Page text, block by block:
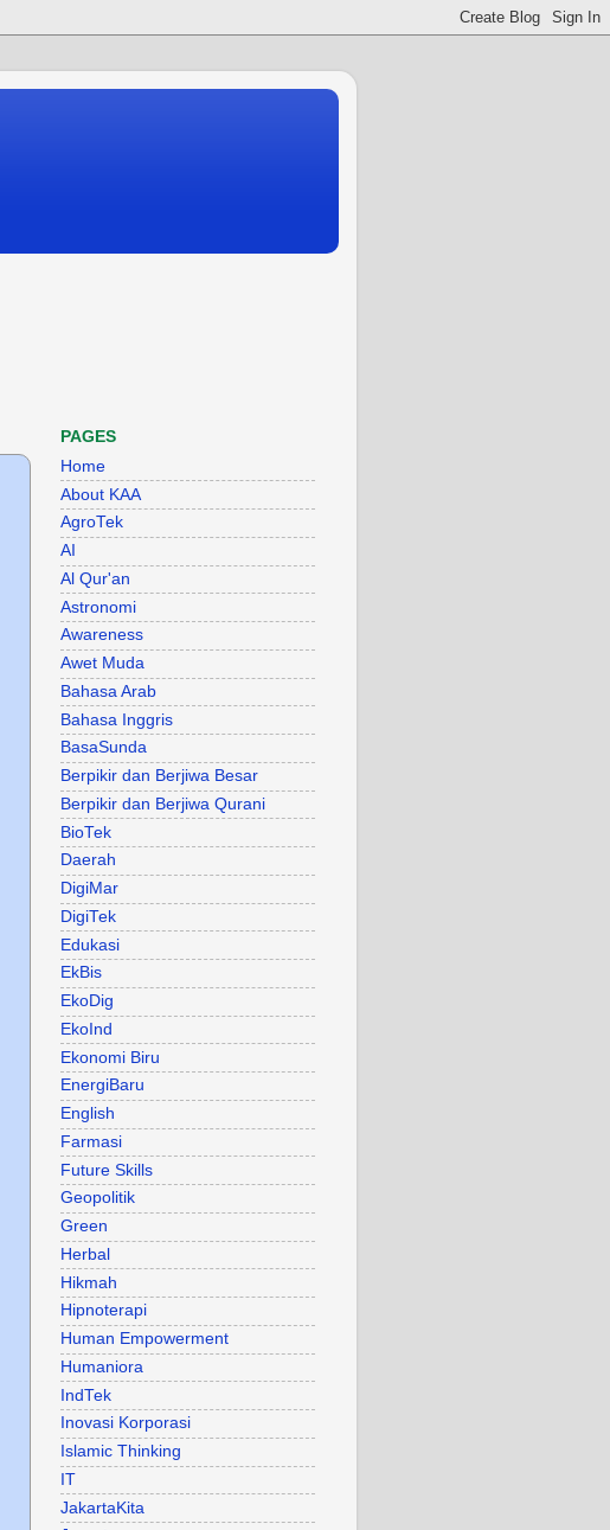
PAGES
Home
About KAA
AgroTek
AI
Al Qur'an
Astronomi
Awareness
Awet Muda
Bahasa Arab
Bahasa Inggris
BasaSunda
Berpikir dan Berjiwa Besar
Berpikir dan Berjiwa Qurani
BioTek
Daerah
DigiMar
DigiTek
Edukasi
EkBis
EkoDig
EkoInd
Ekonomi Biru
EnergiBaru
English
Farmasi
Future Skills
Geopolitik
Green
Herbal
Hikmah
Hipnoterapi
Human Empowerment
Humaniora
IndTek
Inovasi Korporasi
Islamic Thinking
IT
JakartaKita